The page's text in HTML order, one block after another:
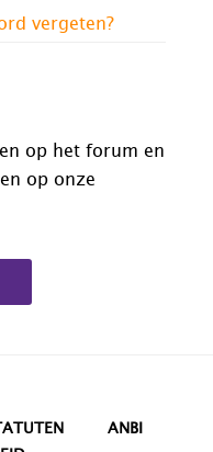
vergeten?
op het forum en
op onze
ANBI